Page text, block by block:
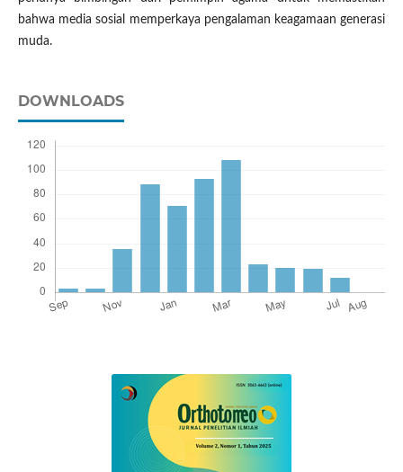
bahwa media sosial memperkaya pengalaman keagamaan generasi
muda.
DOWNLOADS